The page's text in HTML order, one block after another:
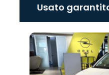
Promo
Abarth
Promo
Peugeot
Promo
Omoda
Promo
Land
Promo
Citroën
Promo
Hyundai
Promo
Lancia
Promo
Opel
Promo
Cupra
Promo
Jaecoo
Promo
Alfa
Promo
Fiat
Promo
Jeep
Promo
Mazda
Promo
Seat
‹